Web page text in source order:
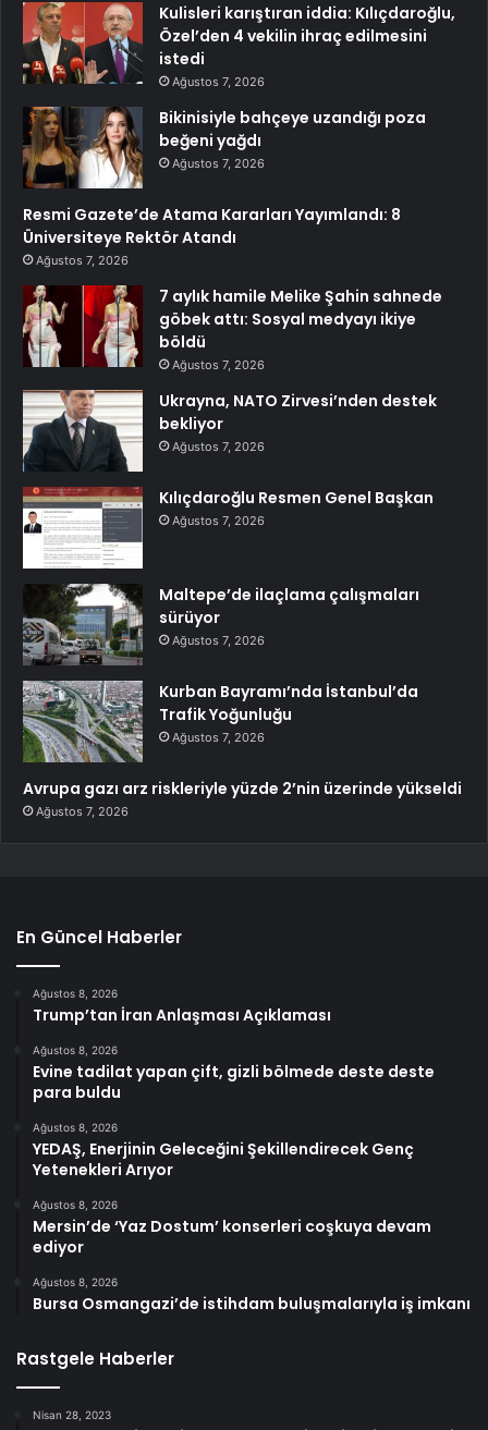
Kulisleri karıştıran iddia: Kılıçdaroğlu,
Özel’den 4 vekilin ihraç edilmesini
istedi
Ağustos 7, 2026
Bikinisiyle bahçeye uzandığı poza
beğeni yağdı
Ağustos 7, 2026
Resmi Gazete’de Atama Kararları Yayımlandı: 8
Üniversiteye Rektör Atandı
Ağustos 7, 2026
7 aylık hamile Melike Şahin sahnede
göbek attı: Sosyal medyayı ikiye
böldü
Ağustos 7, 2026
Ukrayna, NATO Zirvesi’nden destek
bekliyor
Ağustos 7, 2026
Kılıçdaroğlu Resmen Genel Başkan
Ağustos 7, 2026
Maltepe’de ilaçlama çalışmaları
sürüyor
Ağustos 7, 2026
Kurban Bayramı’nda İstanbul’da
Trafik Yoğunluğu
Ağustos 7, 2026
Avrupa gazı arz riskleriyle yüzde 2’nin üzerinde yükseldi
Ağustos 7, 2026
En Güncel Haberler
Ağustos 8, 2026
Trump’tan İran Anlaşması Açıklaması
Ağustos 8, 2026
Evine tadilat yapan çift, gizli bölmede deste deste
para buldu
Ağustos 8, 2026
YEDAŞ, Enerjinin Geleceğini Şekillendirecek Genç
Yetenekleri Arıyor
Ağustos 8, 2026
Mersin’de ‘Yaz Dostum’ konserleri coşkuya devam
ediyor
Ağustos 8, 2026
Bursa Osmangazi’de istihdam buluşmalarıyla iş imkanı
Rastgele Haberler
Nisan 28, 2023